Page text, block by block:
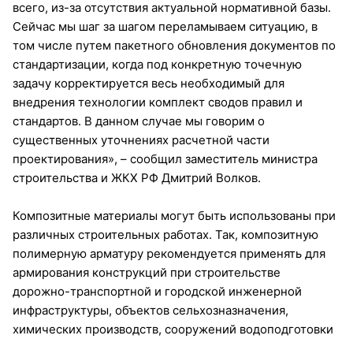
всего, из-за отсутствия актуальной нормативной базы.
Сейчас мы шаг за шагом переламываем ситуацию, в
том числе путем пакетного обновления документов по
стандартизации, когда под конкретную точечную
задачу корректируется весь необходимый для
внедрения технологии комплект сводов правил и
стандартов. В данном случае мы говорим о
существенных уточнениях расчетной части
проектирования», – сообщил заместитель министра
строительства и ЖКХ РФ Дмитрий Волков.
Композитные материалы могут быть использованы при
различных строительных работах. Так, композитную
полимерную арматуру рекомендуется применять для
армирования конструкций при строительстве
дорожно-транспортной и городской инженерной
инфраструктуры, объектов сельхозназначения,
химических производств, сооружений водоподготовки